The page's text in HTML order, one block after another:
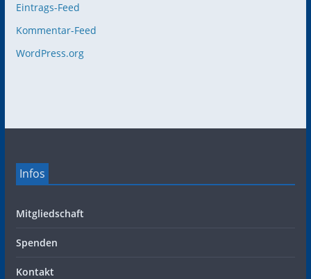
Eintrags-Feed
Kommentar-Feed
WordPress.org
Infos
Mitgliedschaft
Spenden
Kontakt